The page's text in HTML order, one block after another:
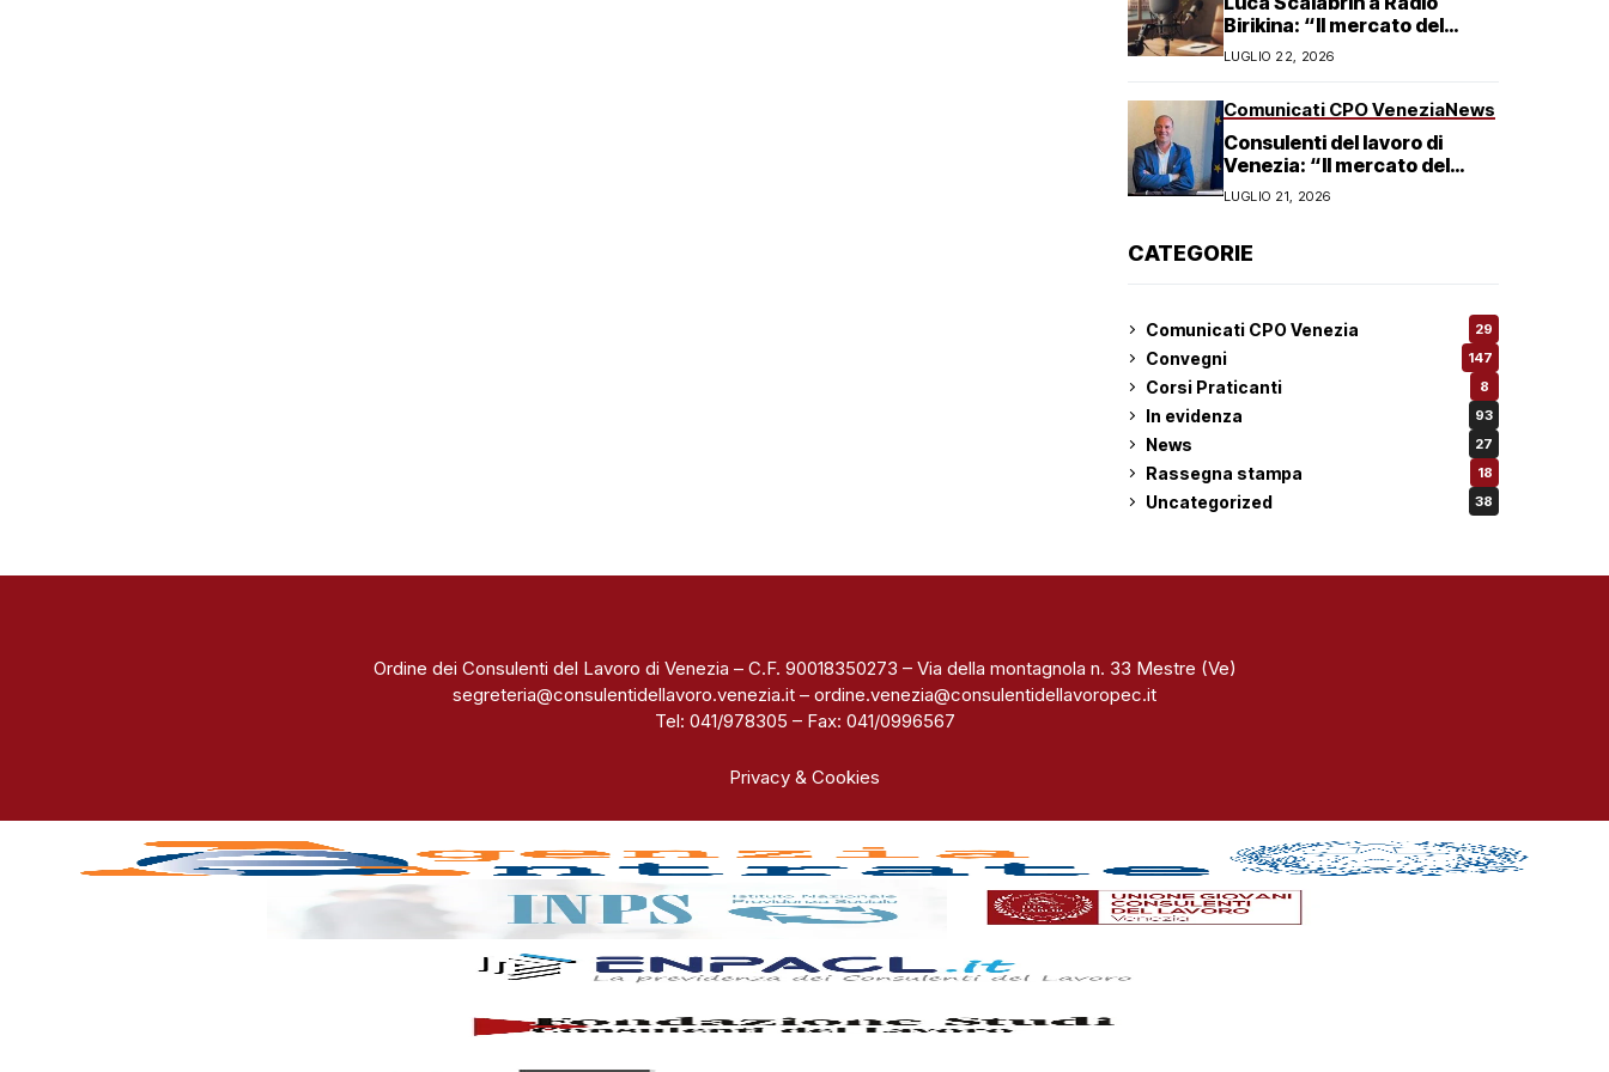
Birikina: “Il mercato del
lavoro in Veneto è in
trasformazione”
LUGLIO 22, 2026
Comunicati CPO VeneziaNews
Consulenti del lavoro di
Venezia: “Il mercato del
lavoro non è in crisi ma in
trasformazione, serve
LUGLIO 21, 2026
CATEGORIE
Comunicati CPO Venezia 29
Convegni 147
Corsi Praticanti 8
In evidenza 93
News 27
Rassegna stampa 18
Uncategorized 38
Ordine dei Consulenti del Lavoro di Venezia – C.F. 90018350273 – Via della montagnola n. 33 Mestre (Ve)
segreteria@consulentidellavoro.venezia.it – ordine.venezia@consulentidellavoropec.it
Tel: 041/978305 – Fax: 041/0996567
Privacy & Cookies